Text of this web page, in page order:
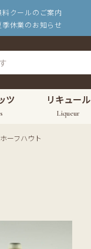
クールのご案内
休業のお知らせ
ツ リキュール
Liqueur
ホーフハウト